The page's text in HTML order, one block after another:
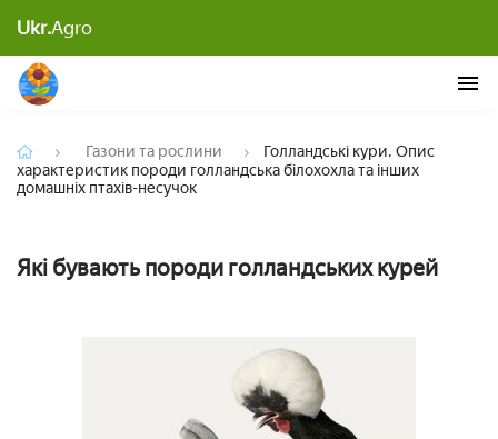
Ukr.Agroголландська білохохла та інших домашніх птахів-
Газони та рослини
Голландські кури. Опис
характеристик породи голландська білохохла та інших
домашніх птахів-несучок
Які бувають породи голландських курей